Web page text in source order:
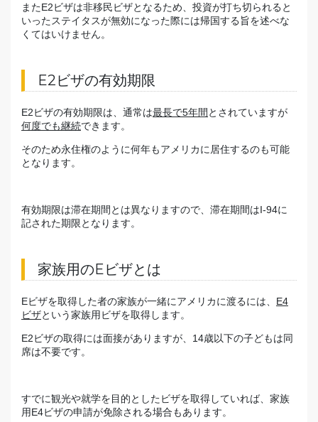
またE2ビザは非移民ビザとなるため、投資が打ち切られると
いったステイタスが無効になった際には帰国する旨を述べな
くてはいけません。
E2ビザの有効期限
E2ビザの有効期限は、通常は最長で5年間とされていますが
何度でも継続できます。
そのため永住権のように何年もアメリカに居住するのも可能
となります。
有効期限は滞在期間とは異なりますので、滞在期間はI-94に
記された期限となります。
家族用のEビザとは
Eビザを取得した者の家族が一緒にアメリカに渡るには、 E4
ビザという家族用ビザを取得します。
E2ビザの取得には面接がありますが、14歳以下の子どもは同
席は不要です。
すでに観光や就学を目的としたビザを取得していれば、家族
用E4ビザの申請が免除される場合もあります。